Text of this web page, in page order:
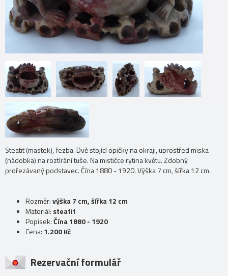
Steatit (mastek), řezba. Dvě stojící opičky na okraji, uprostřed miska
(nádobka) na roztírání tuše. Na mističce rytina květu. Zdobný
prořezávaný podstavec. Čína 1880 - 1920. Výška 7 cm, šířka 12 cm.
Rozměr:výška 7 cm, šířka 12 cm
Materiál: steatit
Popisek:Čína 1880 - 1920
Cena: 1.200 Kč
Rezervační formulář